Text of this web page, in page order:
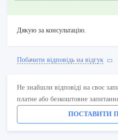
Дякую за консультацію.
Побачити вiдповiдь на вiдгук
Не знайшли відповіді на своє
платне або безкоштовне
ПОСТАВИТИ